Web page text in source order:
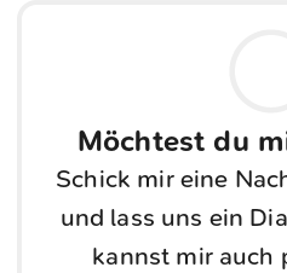
Möchtest du
Schick mir eine
und lass uns ein
kannst mir auch